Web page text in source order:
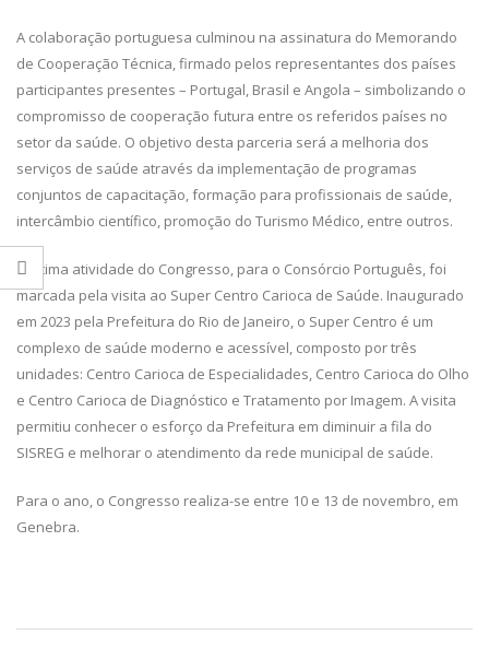
A colaboração portuguesa culminou na assinatura do Memorando
de Cooperação Técnica, firmado pelos representantes dos países
participantes presentes – Portugal, Brasil e Angola – simbolizando o
compromisso de cooperação futura entre os referidos países no
setor da saúde. O objetivo desta parceria será a melhoria dos
serviços de saúde através da implementação de programas
conjuntos de capacitação, formação para profissionais de saúde,
intercâmbio científico, promoção do Turismo Médico, entre outros.
A última atividade do Congresso, para o Consórcio Português, foi
marcada pela visita ao Super Centro Carioca de Saúde. Inaugurado
em 2023 pela Prefeitura do Rio de Janeiro, o Super Centro é um
complexo de saúde moderno e acessível, composto por três
unidades: Centro Carioca de Especialidades, Centro Carioca do Olho
e Centro Carioca de Diagnóstico e Tratamento por Imagem. A visita
permitiu conhecer o esforço da Prefeitura em diminuir a fila do
SISREG e melhorar o atendimento da rede municipal de saúde.
Para o ano, o Congresso realiza-se entre 10 e 13 de novembro, em
Genebra.